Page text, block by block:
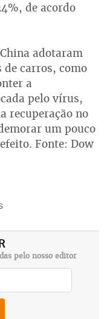
de acordo
adotaram
de carros, como
a
pelo vírus,
recuperação no
um pouco
Fonte: Dow
pelo nosso editor